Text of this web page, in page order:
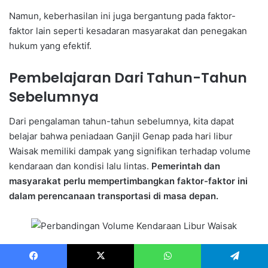
Namun, keberhasilan ini juga bergantung pada faktor-
faktor lain seperti kesadaran masyarakat dan penegakan
hukum yang efektif.
Pembelajaran Dari Tahun-Tahun
Sebelumnya
Dari pengalaman tahun-tahun sebelumnya, kita dapat
belajar bahwa peniadaan Ganjil Genap pada hari libur
Waisak memiliki dampak yang signifikan terhadap volume
kendaraan dan kondisi lalu lintas. Pemerintah dan
masyarakat perlu mempertimbangkan faktor-faktor ini
dalam perencanaan transportasi di masa depan.
Kesiapan Pemerintah dan